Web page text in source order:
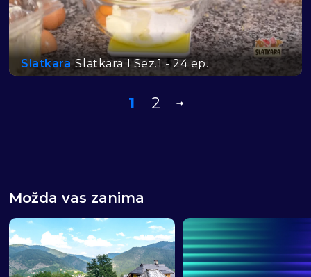
Slatkara Slatkara I Sez.1 - 24 ep.
1 2
Možda vas zanima